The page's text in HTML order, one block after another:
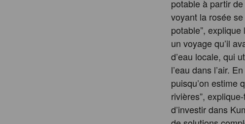
potable à partir de
voyant la rosée
potable”,
un voyage qu’il
d’eau locale, qui
l’eau dans l’air.
puisqu’on estime
rivières”,
d’investir dans